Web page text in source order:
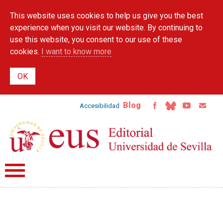
main
content
This website uses cookies to help us give you the best
experience when you visit our website. By continuing to
use this website, you consent to our use of these
cookies. I want to know more
Accesibilidad Blog